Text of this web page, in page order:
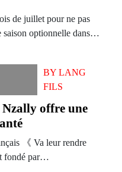
de juillet pour ne pas
saison optionnelle dans…
BYLANG
FILS
offre une
《 Va leur rendre
fondé par…